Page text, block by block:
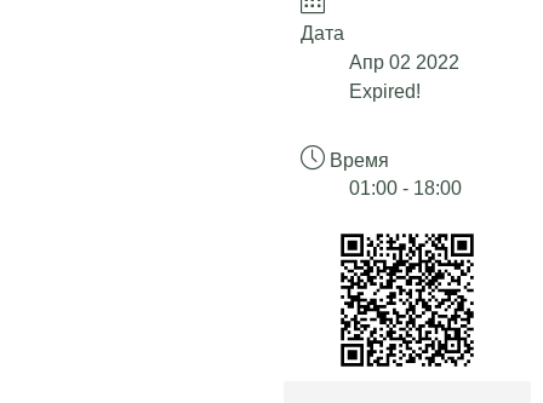
Дата
Апр 02 2022
Expired!
Время
01:00 - 18:00